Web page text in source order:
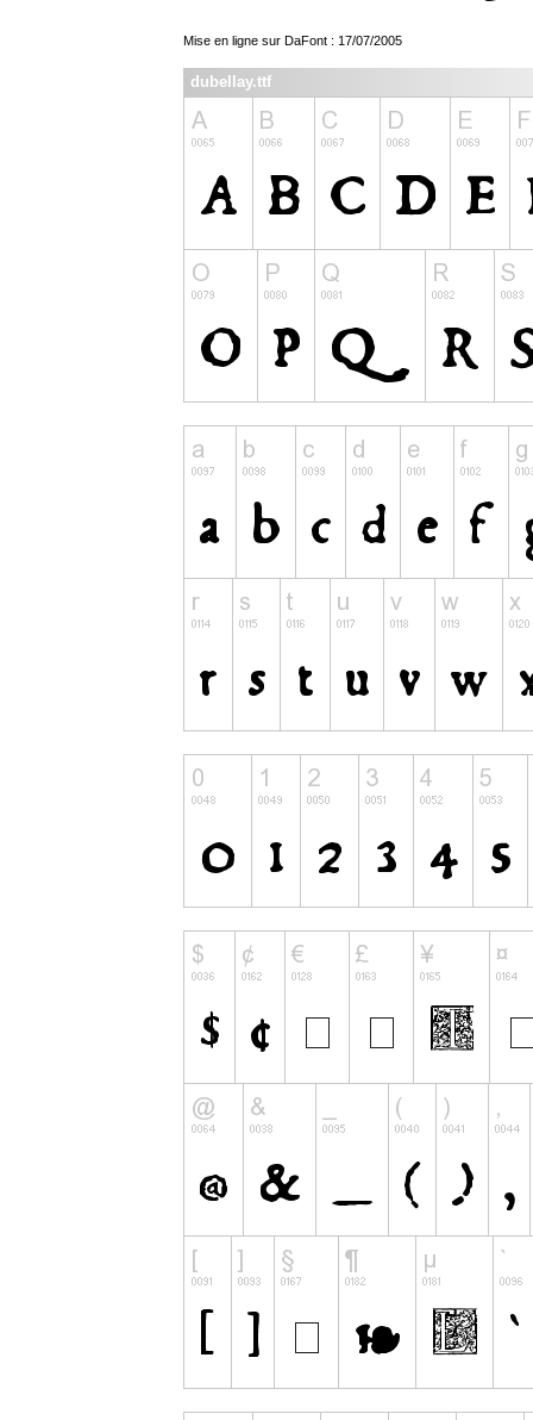
Mise en ligne sur DaFont : 17/07/2005
dubellay.ttf